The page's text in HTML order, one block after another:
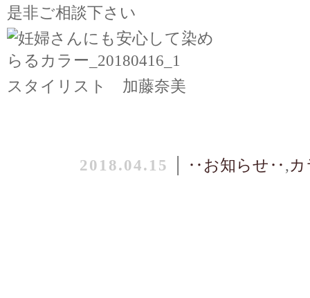
是非ご相談下さい
スタイリスト 加藤奈美
2018.04.15 ‥お知らせ‥ ,